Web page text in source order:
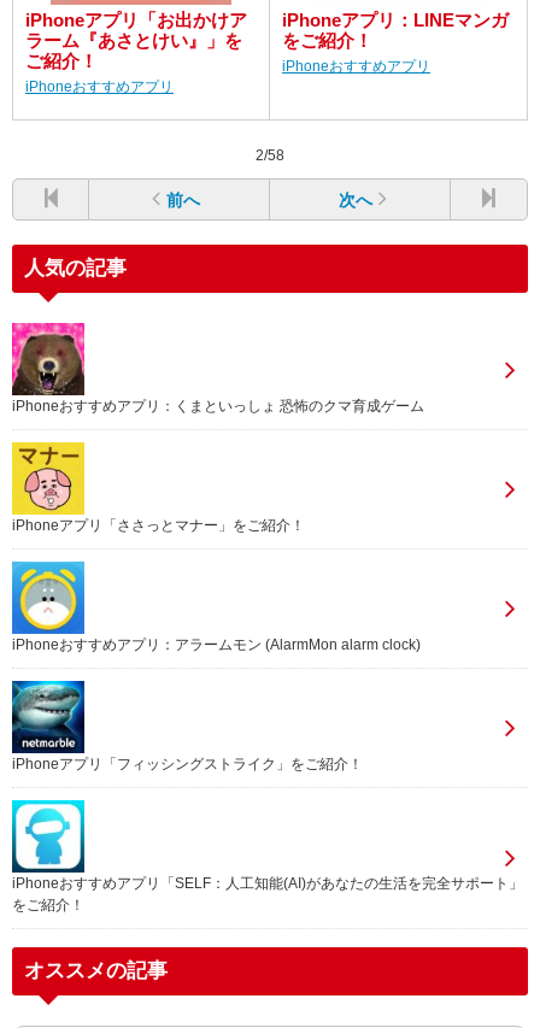
iPhoneアプリ「お出かけア
ラーム『あさとけい』」を
ご紹介！
iPhoneおすすめアプリ
iPhoneアプリ：LINEマンガ
をご紹介！
iPhoneおすすめアプリ
2/58
前へ 次へ
人気の記事
iPhoneおすすめアプリ：くまといっしょ 恐怖のクマ育成ゲーム
iPhoneアプリ「ささっとマナー」をご紹介！
iPhoneおすすめアプリ：アラームモン (AlarmMon alarm clock)
iPhoneアプリ「フィッシングストライク」をご紹介！
iPhoneおすすめアプリ「SELF：人工知能(AI)があなたの生活を完全サポート」
をご紹介！
オススメの記事